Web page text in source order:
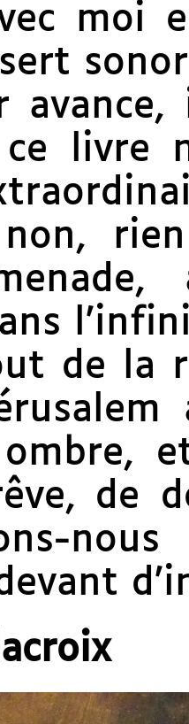
moi
avance,
ce livre
de la
de